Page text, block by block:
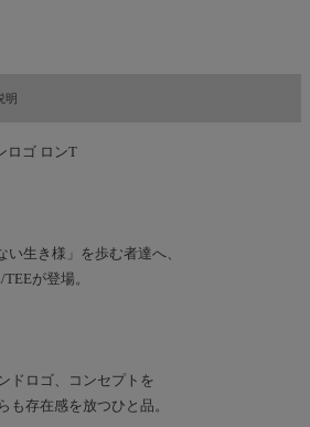
明
ロゴ ロンT
い生き様」を歩む者達へ、
が登場。
ドロゴ、コンセプトを
も存在感を放つひと品。